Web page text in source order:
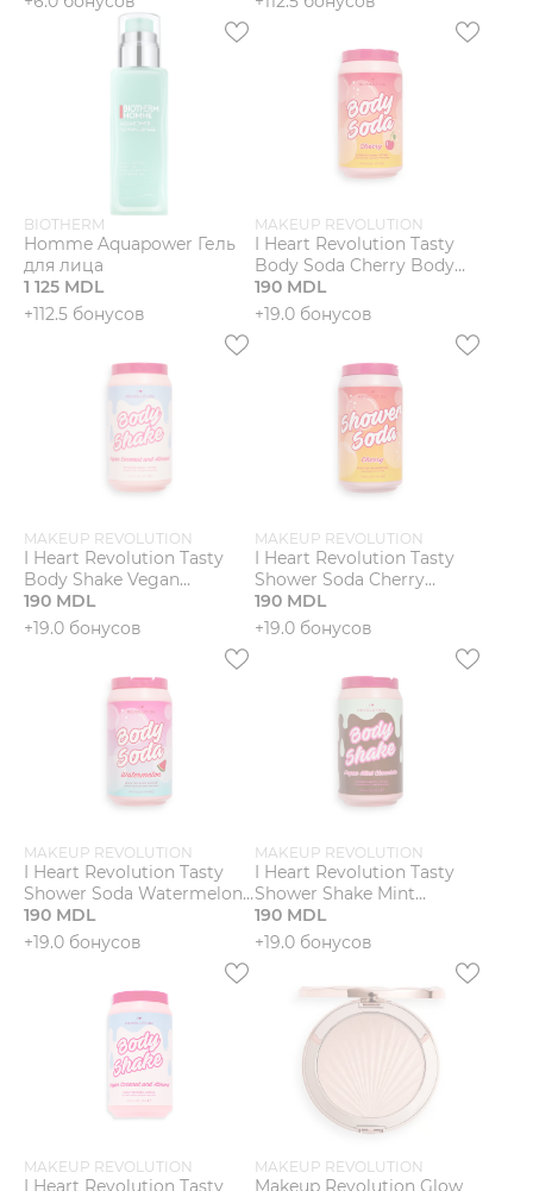
BIOTHERM
Homme Aquapower Гель
для лица
1 125 MDL
+112.5 бонусов
MAKEUP REVOLUTION
I Heart Revolution Tasty
Body Soda Cherry Body
Lotion Лосьон для тела
190 MDL
+19.0 бонусов
MAKEUP REVOLUTION
I Heart Revolution Tasty
Body Shake Vegan
Coconut & Almond Body
Lotion Лосьон для тела
190 MDL
+19.0 бонусов
MAKEUP REVOLUTION
I Heart Revolution Tasty
Shower Soda Cherry
Shower Gel Гель для душа
190 MDL
+19.0 бонусов
MAKEUP REVOLUTION
I Heart Revolution Tasty
Shower Soda Watermelon
Shower Gel Гель для душа
190 MDL
+19.0 бонусов
MAKEUP REVOLUTION
I Heart Revolution Tasty
Shower Shake Mint
Chocolate Shower Gel Гель
для душа
190 MDL
+19.0 бонусов
MAKEUP REVOLUTION
I Heart Revolution Tasty
MAKEUP REVOLUTION
Makeup Revolution Glow